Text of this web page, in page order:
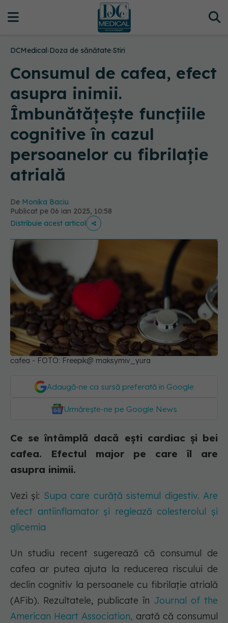
DCMedical›Doza de sănătate›Stiri
Consumul de cafea, efect
asupra inimii.
Îmbunătățește funcțiile
cognitive în cazul
persoanelor cu fibrilație
atrială
De Monika Baciu
Publicat pe 06 ian 2025, 10:58
Distribuie acest articol
cafea - FOTO: Freepik@ maksymiv_yura
Adaugă-ne ca sursă preferată în Google
Urmărește-ne pe Google News
Ce se întâmplă dacă ești cardiac și bei
cafea. Efectul major pe care îl are
asupra inimii.
Vezi și: Supa care curăță sistemul digestiv. Are
efect antiinflamator și reglează colesterolul și
glicemia
Un studiu recent sugerează că consumul de
cafea ar putea ajuta la reducerea riscului de
declin cognitiv la persoanele cu fibrilație atrială
(AFib). Rezultatele, publicate în Journal of the
American Heart Association, arată că consumul